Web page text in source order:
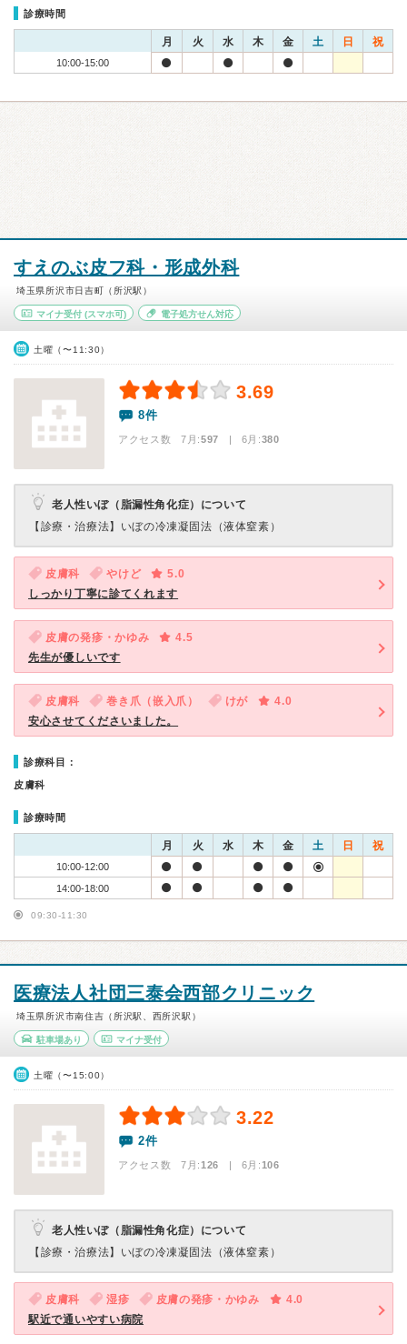
診療時間
月 火 水 木 金 土 日 祝
10:00-15:00
すえのぶ皮フ科・形成外科
埼玉県所沢市日吉町（所沢駅）
マイナ受付 (スマホ可) 電子処方せん対応
土曜（〜11:30）
3.69
8件
アクセス数 7月:597 | 6月:380
老人性いぼ（脂漏性角化症）について
【診療・治療法】 いぼの冷凍凝固法（液体窒素）
皮膚科 やけど
5.0
しっかり丁寧に診てくれます
皮膚の発疹・かゆみ
4.5
先生が優しいです
皮膚科 巻き爪（嵌入爪） けが
4.0
安心させてくださいました。
診療科目：
皮膚科
診療時間
月 火 水 木 金 土 日 祝
10:00-12:00
14:00-18:00
09:30-11:30
医療法人社団三泰会西部クリニック
埼玉県所沢市南住吉（所沢駅、西所沢駅）
駐車場あり マイナ受付
土曜（〜15:00）
3.22
2件
アクセス数 7月:126 | 6月:106
老人性いぼ（脂漏性角化症）について
【診療・治療法】 いぼの冷凍凝固法（液体窒素）
皮膚科 湿疹 皮膚の発疹・かゆみ
4.0
駅近で通いやすい病院